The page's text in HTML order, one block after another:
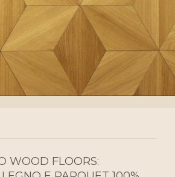
WOOD FLOORS: